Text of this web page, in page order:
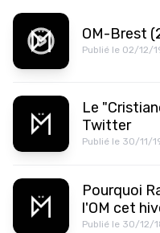
OM-Brest
Publié le 02/12/
Le
Twitter
Publié le 30/11/
Pourquoi
l'OM cet
Publié le 30/12/